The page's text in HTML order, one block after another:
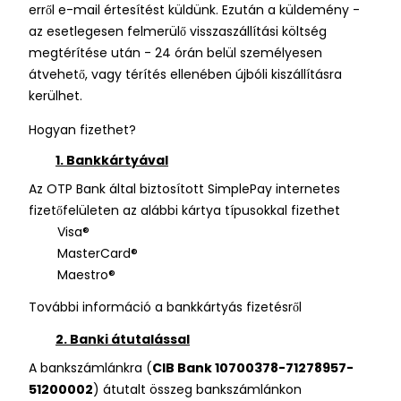
erről e-mail értesítést küldünk. Ezután a küldemény -
az esetlegesen felmerülő visszaszállítási költség
megtérítése után - 24 órán belül személyesen
átvehető, vagy térítés ellenében újbóli kiszállításra
kerülhet.
Hogyan fizethet?
1. Bankkártyával
Az OTP Bank által biztosított SimplePay internetes
fizetőfelületen az alábbi kártya típusokkal fizethet
Visa®
MasterCard®
Maestro®
További információ a bankkártyás fizetésről
2. Banki átutalással
A bankszámlánkra (CIB Bank 10700378-71278957-
51200002) átutalt összeg bankszámlánkon